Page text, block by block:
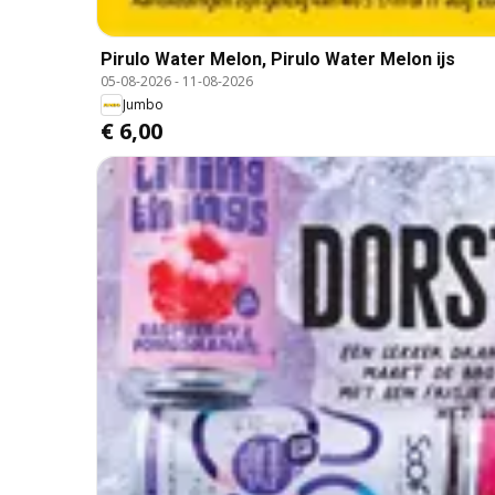
Pirulo Water Melon, Pirulo Water Melon ijs
05-08-2026- 11-08-2026
Jumbo
€ 6,00